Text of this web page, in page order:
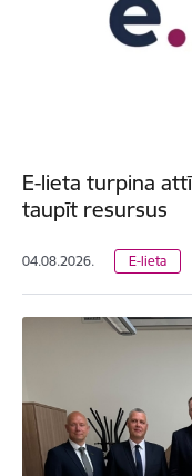
E-lieta turpina
taupīt resursus
04.08.2026. E-lieta